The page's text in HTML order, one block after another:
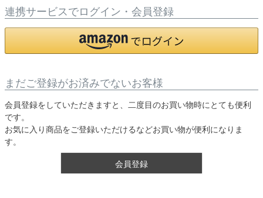
連携サービスでログイン・会員登録
まだご登録がお済みでないお客様
会員登録をしていただきますと、二度目のお買い物時にとても便利
です。
お気に入り商品をご登録いただけるなどお買い物が便利になりま
す。
会員登録